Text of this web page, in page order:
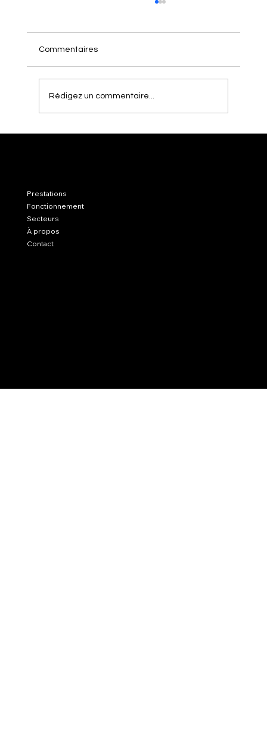
Commentaires
Rédigez un commentaire...
Prestations
Fonctionnement
Secteurs
À propos
Contact